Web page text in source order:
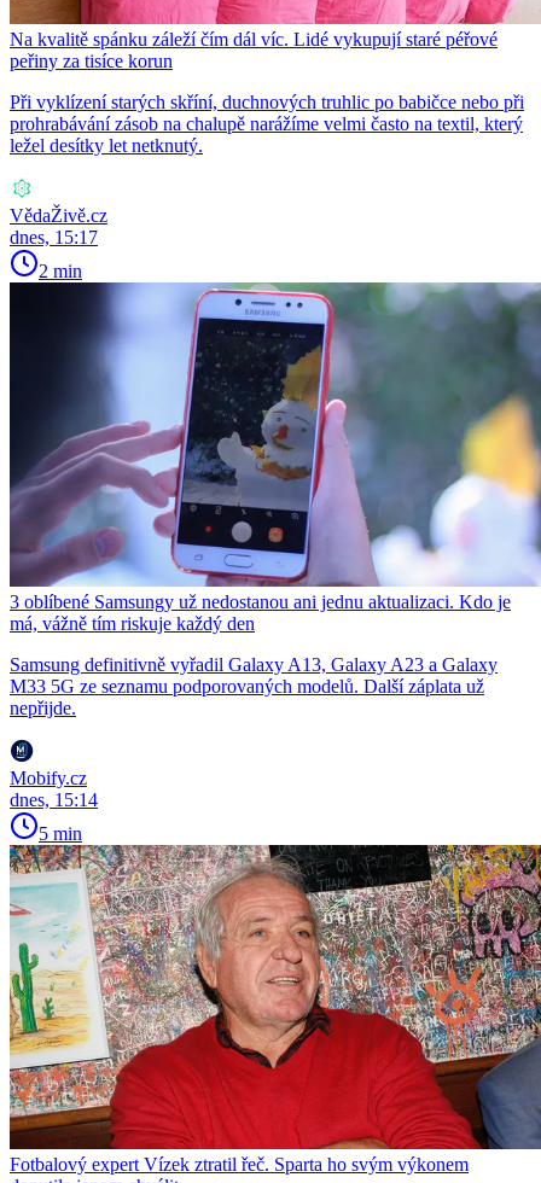
Na kvalitě spánku záleží čím dál víc. Lidé vykupují staré péřové
peřiny za tisíce korun
Při vyklízení starých skříní, duchnových truhlic po babičce nebo při
prohrabávání zásob na chalupě narážíme velmi často na textil, který
ležel desítky let netknutý.
VědaŽivě.cz
dnes, 15:17
2 min
3 oblíbené Samsungy už nedostanou ani jednu aktualizaci. Kdo je
má, vážně tím riskuje každý den
Samsung definitivně vyřadil Galaxy A13, Galaxy A23 a Galaxy
M33 5G ze seznamu podporovaných modelů. Další záplata už
nepřijde.
Mobify.cz
dnes, 15:14
5 min
Fotbalový expert Vízek ztratil řeč. Sparta ho svým výkonem